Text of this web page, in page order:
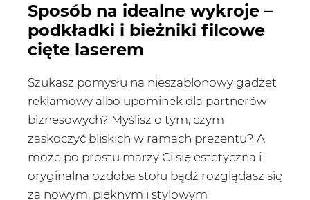
Sposób na idealne wykroje –
podkładki i bieżniki filcowe
cięte laserem
Szukasz pomysłu na nieszablonowy gadżet
reklamowy albo upominek dla partnerów
biznesowych? Myślisz o tym, czym
zaskoczyć bliskich w ramach prezentu? A
może po prostu marzy Ci się estetyczna i
oryginalna ozdoba stołu bądź rozglądasz się
za nowym, pięknym i stylowym